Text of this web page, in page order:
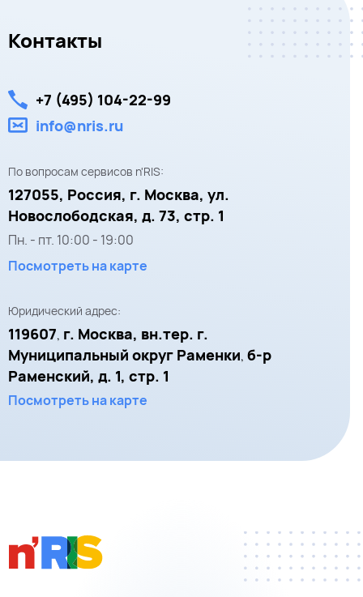
Контакты
+7 (495) 104-22-99
info@nris.ru
По вопросам сервисов n'RIS:
127055, Россия, г. Москва, ул.
Новослободская, д. 73, стр. 1
Пн. - пт. 10:00 - 19:00
Посмотреть на карте
Юридический адрес:
119607, г. Москва, вн.тер. г.
Муниципальный округ Раменки, б-р
Раменский, д. 1, стр. 1
Посмотреть на карте